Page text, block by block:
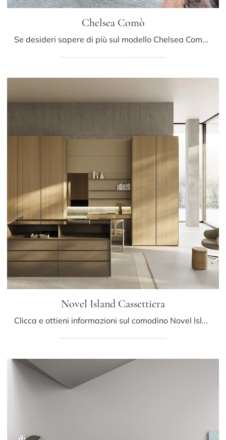
Chelsea Comò
Se desideri sapere di più sul modello Chelsea Comò, clicca e scopri i Comodini e comò Cattelan Italia ideali per la tua zona notte.
Novel Island Cassettiera
Clicca e ottieni informazioni sul comodino Novel Island Cassettiera: Comodini e mobili con cassetti di Kristalia sono ideali per spazi moderni.